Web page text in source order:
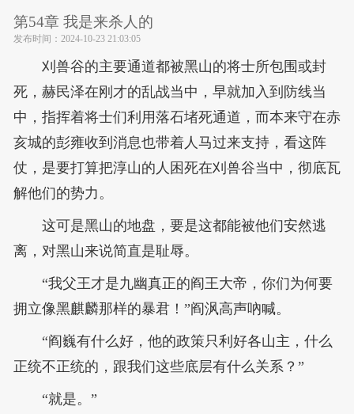
第54章 我是来杀人的
发布时间： 2024-10-23 21:03:05
刈兽谷的主要通道都被黑山的将士所包围或封
死，赫民泽在刚才的乱战当中，早就加入到防线当
中，指挥着将士们利用落石堵死通道，而本来守在赤
亥城的彭雍收到消息也带着人马过来支持，看这阵
仗，是要打算把淳山的人困死在刈兽谷当中，彻底瓦
解他们的势力。
这可是黑山的地盘，要是这都能被他们安然逃
离，对黑山来说简直是耻辱。
“我父王才是九幽真正的阎王大帝，你们为何要
拥立像黑麒麟那样的暴君！”阎沨高声吶喊。
“阎巍有什么好，他的政策只利好各山主，什么
正统不正统的，跟我们这些底层有什么关系？”
“就是。”